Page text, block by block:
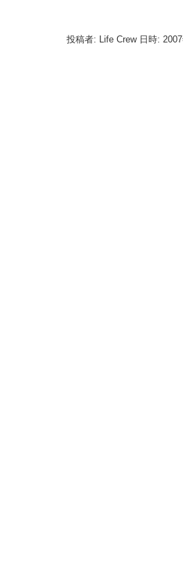
投稿者: Life Crew 日時: